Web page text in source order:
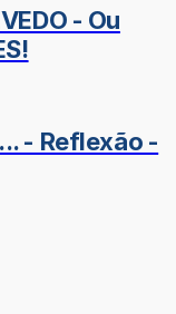
- Ou
- Reflexão -